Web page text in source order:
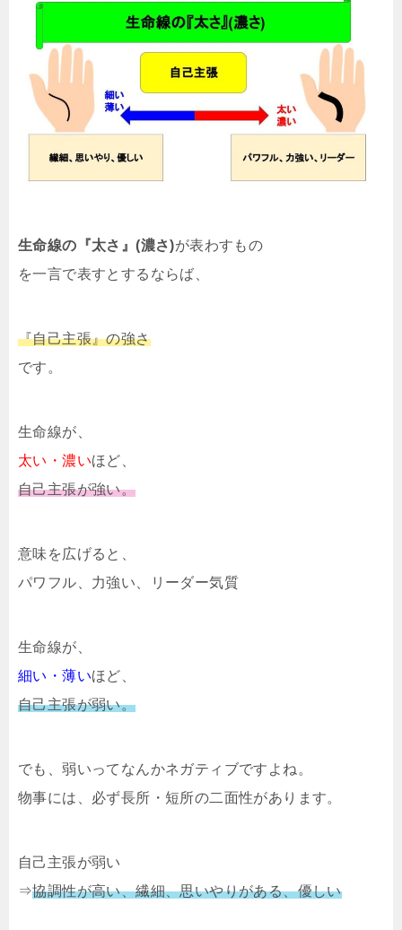
生命線の『太さ』(濃さ)が表わすもの
を一言で表すとするならば、
『自己主張』の強さ
です。
生命線が、
太い・濃いほど、
自己主張が強い。
意味を広げると、
パワフル、力強い、リーダー気質
生命線が、
細い・薄いほど、
自己主張が弱い。
でも、弱いってなんかネガティブですよね。
物事には、必ず長所・短所の二面性があります。
自己主張が弱い
⇒協調性が高い、繊細、思いやりがある、優しい